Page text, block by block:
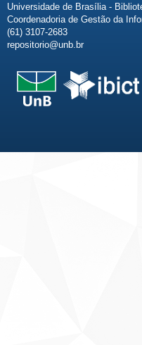
Universidade de Brasília -
Coordenadoria de Gestão da
(61) 3107-2683
repositorio@unb.br